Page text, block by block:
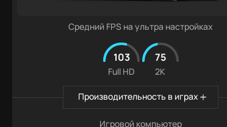
Средний FPS на ультра настройках
103
Full HD
75
2K
Производительность в играх
Игровой компьютер